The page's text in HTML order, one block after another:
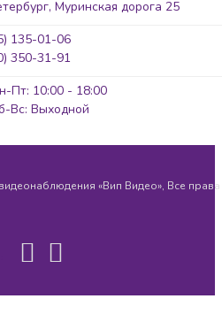
Муринская дорога 25
135-01-06
350-31-91
Пт: 10:00 - 18:00
Вс: Выходной
«Вип Видео», Все